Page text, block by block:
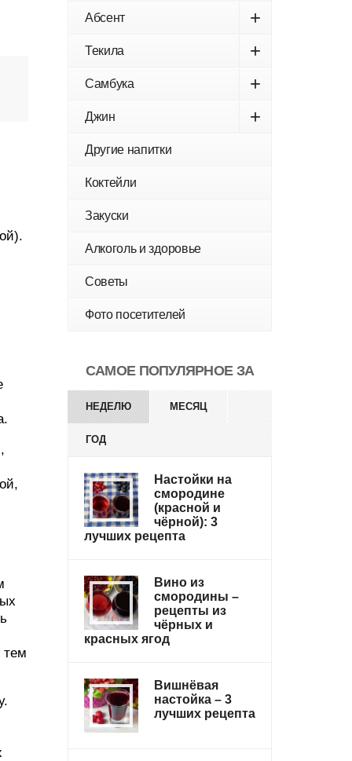
тем
Абсент +
Текила +
Самбука +
Джин +
Другие напитки
Коктейли
Закуски
Алкоголь и здоровье
Советы
Фото посетителей
САМОЕ ПОПУЛЯРНОЕ ЗА
НЕДЕЛЮ МЕСЯЦ
ГОД
Настойки на
смородине
(красной и
чёрной): 3
лучших рецепта
Вино из
смородины –
рецепты из
чёрных и
красных ягод
Вишнёвая
настойка – 3
лучших рецепта